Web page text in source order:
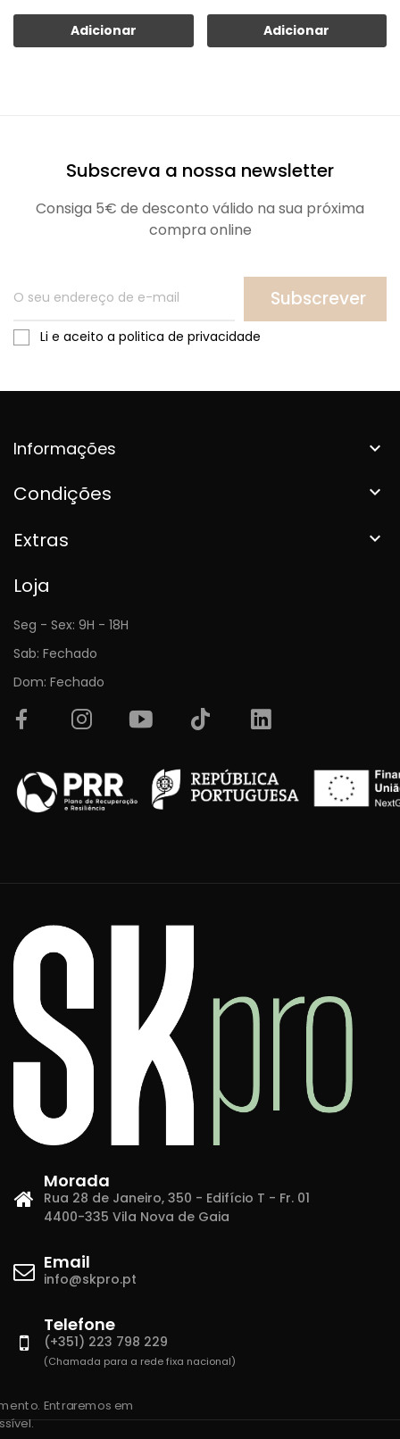
Adicionar Adicionar
Subscreva a nossa newsletter
Consiga 5€ de desconto válido na sua próxima
compra online
Subscrever
Li e aceito a politica de privacidade
Informações 
Condições 
Extras 
Loja
Seg - Sex: 9H - 18H
Sab: Fechado
Dom: Fechado
Morada
Rua 28 de Janeiro, 350 - Edifício T - Fr. 01
4400-335 Vila Nova de Gaia
Email
info@skpro.pt
Telefone
(+351) 223 798 229
(Chamada para a rede fixa nacional)
Entraremos em